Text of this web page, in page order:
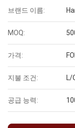
브랜드 이름:
MOQ:
가격:
지불 조건: L/
공급 능력: